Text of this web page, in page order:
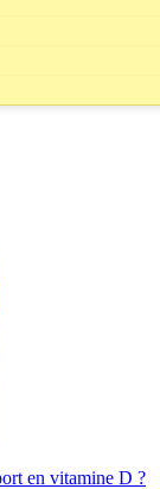
en vitamine D ?